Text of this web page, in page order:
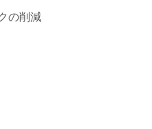
の削減